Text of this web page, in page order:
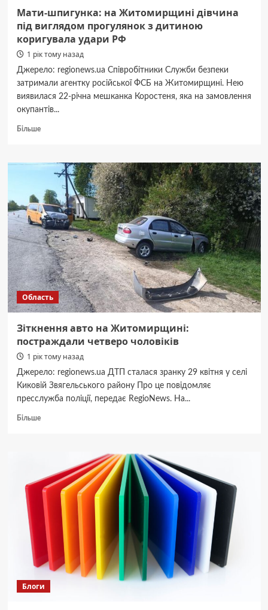
Мати-шпигунка: на Житомирщині дівчина
під виглядом прогулянок з дитиною
коригувала удари РФ
1 рік тому назад
Джерело: regionews.ua Співробітники Служби безпеки
затримали агентку російської ФСБ на Житомирщині. Нею
виявилася 22-річна мешканка Коростеня, яка на замовлення
окупантів...
БільшеДокладніше
шпигунка:
Житомирщині
дівчина
під
виглядом
прогулянок
з
дитиною
коригувала
удари
РФ
Область
Зіткнення авто на Житомирщині:
постраждали четверо чоловіків
1 рік тому назад
Джерело: regionews.ua ДТП сталася зранку 29 квітня у селі
Киковій Звягельського району Про це повідомляє
пресслужба поліції, передає RegioNews. На...
БільшеДокладніше
Житомирщині:
постраждали
четверо
чоловіків
Блоги